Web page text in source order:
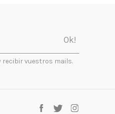
recibir vuestros mails.